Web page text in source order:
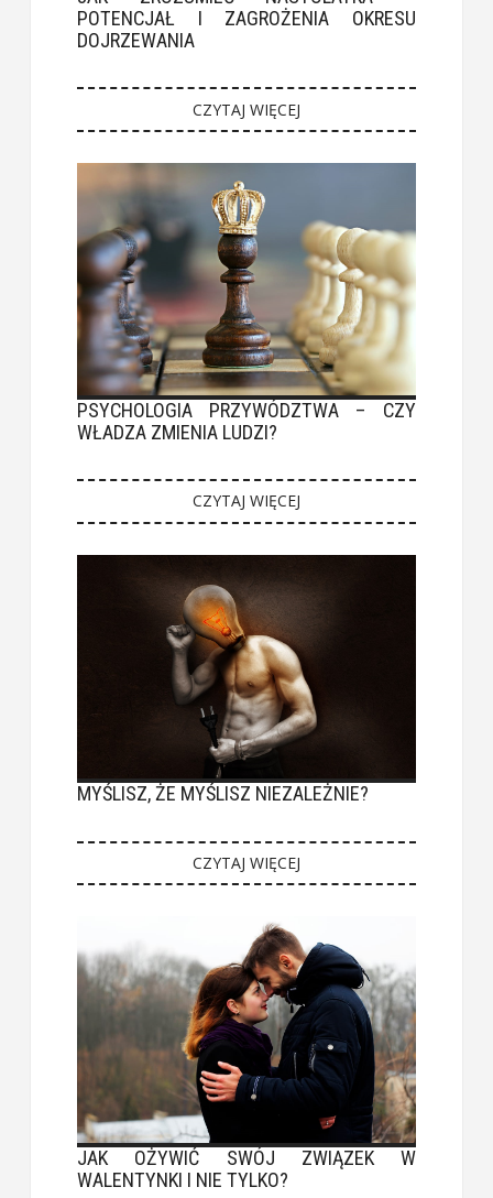
POTENCJAŁ I ZAGROŻENIA OKRESU
DOJRZEWANIA
CZYTAJ WIĘCEJ
PSYCHOLOGIA PRZYWÓDZTWA – CZY
WŁADZA ZMIENIA LUDZI?
CZYTAJ WIĘCEJ
MYŚLISZ, ŻE MYŚLISZ NIEZALEŻNIE?
CZYTAJ WIĘCEJ
JAK OŻYWIĆ SWÓJ ZWIĄZEK W
WALENTYNKI I NIE TYLKO?